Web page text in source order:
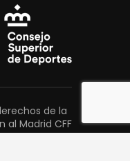
de la
al Madrid CFF